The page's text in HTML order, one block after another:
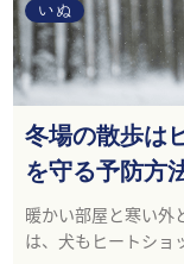
いぬ
冬場の散歩は
を守る予防方
暖かい部屋と寒い外
は、犬もヒートショ